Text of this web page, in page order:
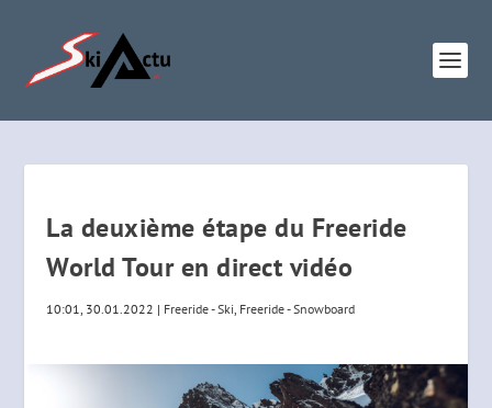
La deuxième étape du Freeride
World Tour en direct vidéo
10:01, 30.01.2022 | Freeride - Ski, Freeride - Snowboard